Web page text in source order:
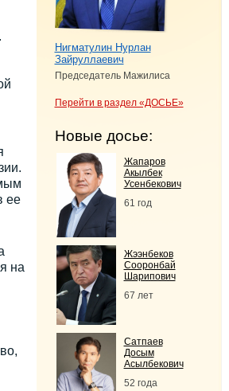
ее
на
Нигматулин Нурлан
Зайруллаевич
Председатель Мажилиса
Перейти в раздел «ДОСЬЕ»
Новые досье:
Жапаров
Акылбек
Усенбекович
61 год
Жээнбеков
Сооронбай
Шарипович
67 лет
Сатпаев
Досым
Асылбекович
52 года